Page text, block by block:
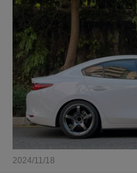
2024/11/18